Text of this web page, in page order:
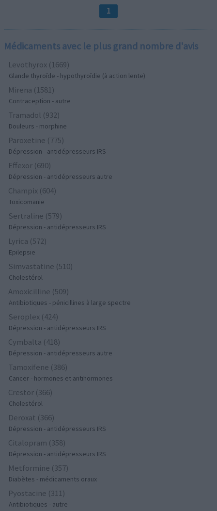
1
Médicaments avec le plus grand nombre d'avis
Levothyrox (1669)
Glande thyroïde - hypothyroïdie (à action lente)
Mirena (1581)
Contraception - autre
Tramadol (932)
Douleurs - morphine
Paroxetine (775)
Dépression - antidépresseurs IRS
Effexor (690)
Dépression - antidépresseurs autre
Champix (604)
Toxicomanie
Sertraline (579)
Dépression - antidépresseurs IRS
Lyrica (572)
Epilepsie
Simvastatine (510)
Cholestérol
Amoxicilline (509)
Antibiotiques - pénicillines à large spectre
Seroplex (424)
Dépression - antidépresseurs IRS
Cymbalta (418)
Dépression - antidépresseurs autre
Tamoxifene (386)
Cancer - hormones et antihormones
Crestor (366)
Cholestérol
Deroxat (366)
Dépression - antidépresseurs IRS
Citalopram (358)
Dépression - antidépresseurs IRS
Metformine (357)
Diabètes - médicaments oraux
Pyostacine (311)
Antibiotiques - autre